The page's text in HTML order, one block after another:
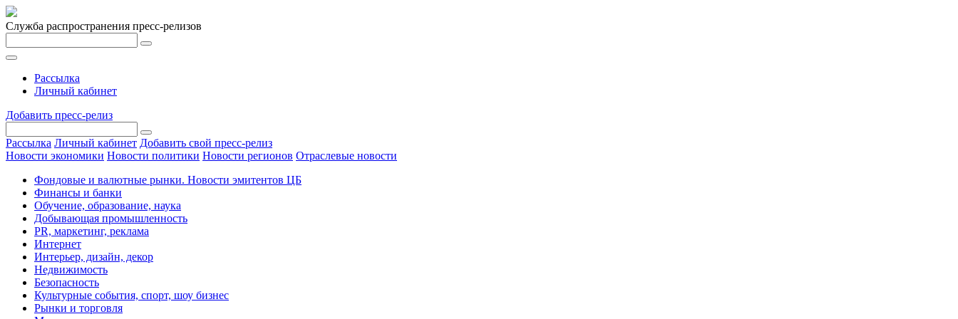
Служба распространения пресс-релизов
Рассылка
Личный кабинет
Добавить пресс-релиз
Рассылка Личный кабинет Добавить свой пресс-релиз
Новости экономики Новости политики Новости регионов Отраслевые новости
Фондовые и валютные рынки. Новости эмитентов ЦБ
Финансы и банки
Обучение, образование, наука
Добывающая промышленность
PR, маркетинг, реклама
Интернет
Интерьер, дизайн, декор
Недвижимость
Безопасность
Культурные события, спорт, шоу бизнес
Рынки и торговля